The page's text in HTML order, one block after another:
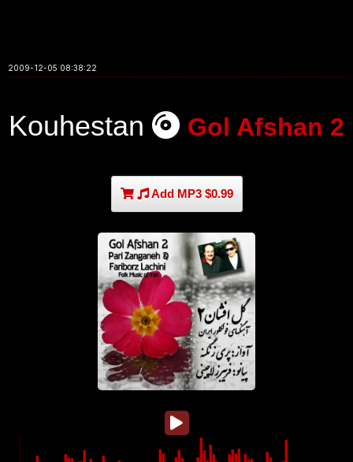
2009-12-05 08:38:22
Kouhestan Gol Afshan 2
Add MP3 $0.99